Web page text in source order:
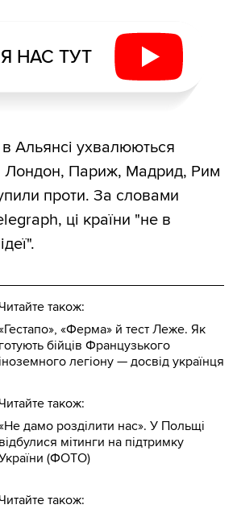
НАС ТУТ
Альянсі ухвалюються
Лондон, Париж, Мадрид, Рим
проти. За словами
ці країни "не в
Читайте також:
«Ферма» й тест Леже. Як
готують бійців Французького
іноземного легіону — досвід українця
Читайте також:
дамо розділити нас». У Польщі
відбулися мітинги на підтримку
(ФОТО)
Читайте також: